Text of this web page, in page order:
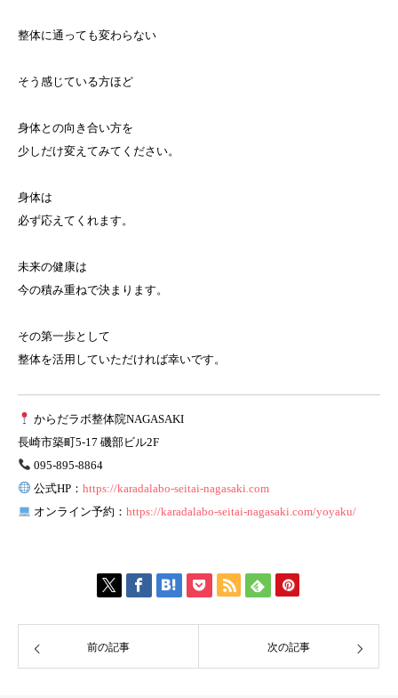
整体に通っても変わらない
そう感じている方ほど
身体との向き合い方を
少しだけ変えてみてください。
身体は
必ず応えてくれます。
未来の健康は
今の積み重ねで決まります。
その第一歩として
整体を活用していただければ幸いです。
からだラボ整体院NAGASAKI
長崎市築町5-17 磯部ビル2F
095-895-8864
公式HP： https://karadalabo-seitai-nagasaki.com
オンライン予約： https://karadalabo-seitai-nagasaki.com/yoyaku/
前の記事 次の記事